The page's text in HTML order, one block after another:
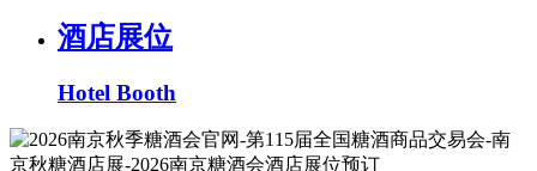
酒店展位
Hotel Booth